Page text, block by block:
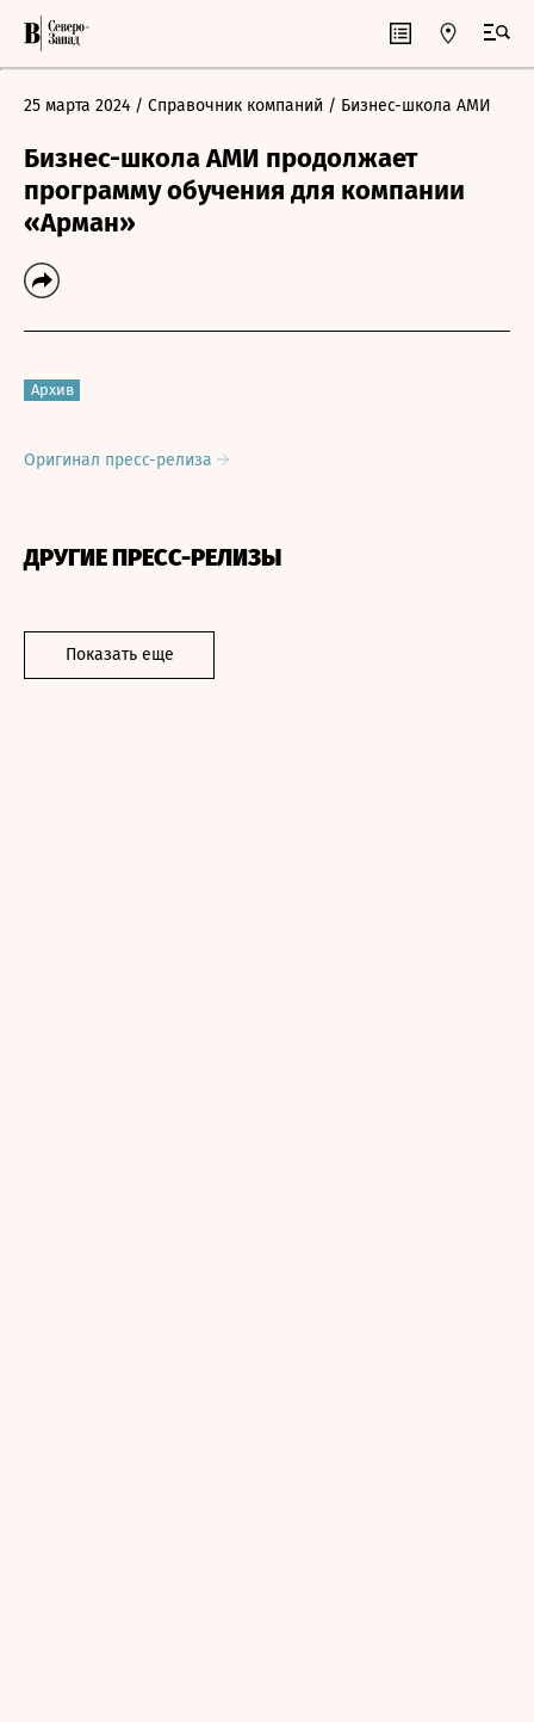
25 марта 2024 / Справочник компаний / Бизнес-школа АМИ
Бизнес-школа АМИ продолжает
программу обучения для компании
«Арман»
Архив
Оригинал пресс-релиза
ДРУГИЕ ПРЕСС-РЕЛИЗЫ
Показать еще